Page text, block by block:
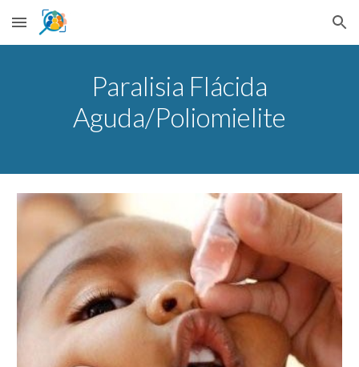
Skip to main content Skip to navigation
Paralisia Flácida
Aguda/Poliomielite